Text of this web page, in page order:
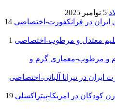
5 نوامبر 2025
در فرانکفورت-اختصاصی 14
اقلیم معتدل و مرطوب-اختصاصی 1
و مرطوب-معماری گرم و
در تیرانا آلبانی-اختصاصی
کودکان در امریکا-پیتراکسلی 19